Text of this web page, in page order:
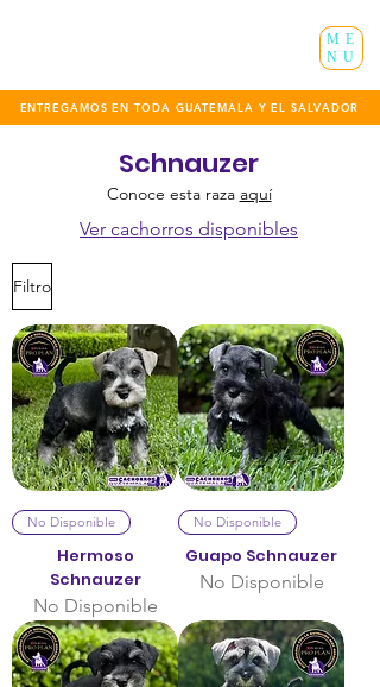
ENTREGAMOS EN TODA GUATEMALA Y EL SALVADOR
ME
NU
Schnauzer
Conoce esta raza aquí
Ver cachorros disponibles
Filtro
No Disponible
Hermoso
Schnauzer
No Disponible
No Disponible
Guapo Schnauzer
No Disponible